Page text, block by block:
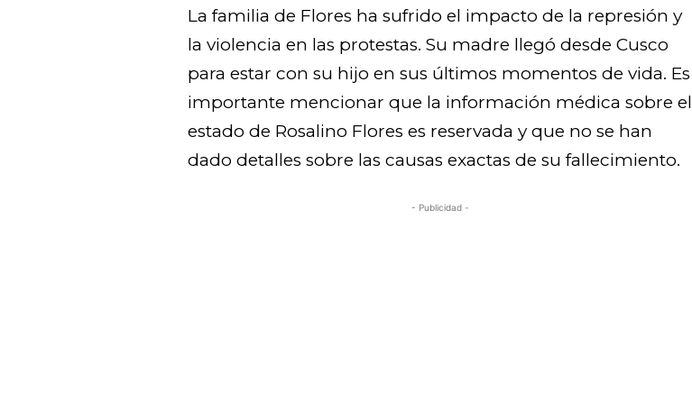
La familia de Flores ha sufrido el impacto de la represión y
la violencia en las protestas. Su madre llegó desde Cusco
para estar con su hijo en sus últimos momentos de vida. Es
importante mencionar que la información médica sobre el
estado de Rosalino Flores es reservada y que no se han
dado detalles sobre las causas exactas de su fallecimiento.
- Publicidad -